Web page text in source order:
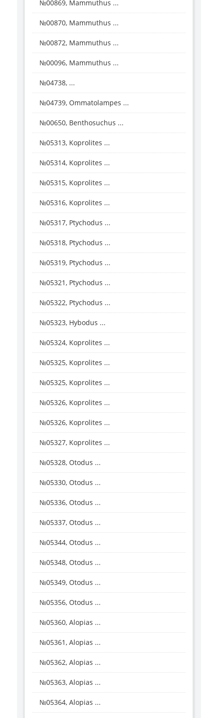
№00869, Mammuthus ...
№00870, Mammuthus ...
№00872, Mammuthus ...
№00096, Mammuthus ...
№04738, ...
№04739, Ommatolampes ...
№00650, Benthosuchus ...
№05313, Koprolites ...
№05314, Koprolites ...
№05315, Koprolites ...
№05316, Koprolites ...
№05317, Ptychodus ...
№05318, Ptychodus ...
№05319, Ptychodus ...
№05321, Ptychodus ...
№05322, Ptychodus ...
№05323, Hybodus ...
№05324, Koprolites ...
№05325, Koprolites ...
№05325, Koprolites ...
№05326, Koprolites ...
№05326, Koprolites ...
№05327, Koprolites ...
№05328, Otodus ...
№05330, Otodus ...
№05336, Otodus ...
№05337, Otodus ...
№05344, Otodus ...
№05348, Otodus ...
№05349, Otodus ...
№05356, Otodus ...
№05360, Alopias ...
№05361, Alopias ...
№05362, Alopias ...
№05363, Alopias ...
№05364, Alopias ...